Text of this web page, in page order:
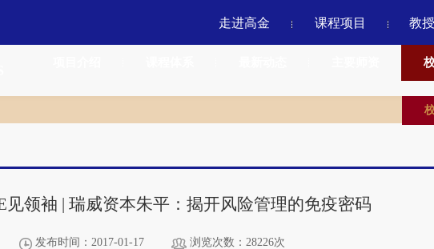
走进高金 课程项目 教
见领袖 | 瑞威资本朱平：揭开风险管理的免疫密码
发布时间：2017-01-17 浏览次数：28226次